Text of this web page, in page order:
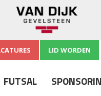
LID WORDEN
FUTSAL